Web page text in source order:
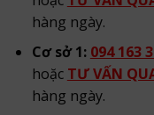
hàng ngày.
Cơ sở 1: 094 163
hoặc TƯ VẤN
hàng ngày.